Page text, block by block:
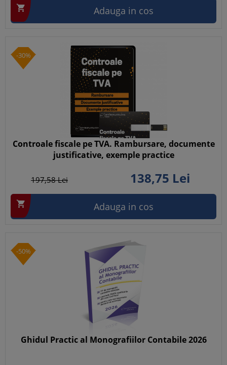
 Adauga in cos
-30%
Controale fiscale pe TVA. Rambursare, documente
justificative, exemple practice
197,58Lei 138,75 Lei
 Adauga in cos
-50%
Ghidul Practic al Monografiilor Contabile 2026